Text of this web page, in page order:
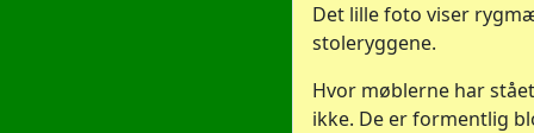
Det lille foto viser
stoleryggene.
Hvor møblerne har
ikke. De er formentlig